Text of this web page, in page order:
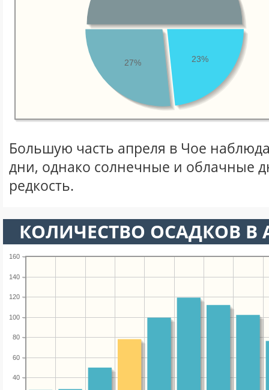
23%
27%
Большую часть апреля в Чое
дни, однако солнечные и облачные
редкость.
КОЛИЧЕСТВО ОСАДКОВ В
40
60
80
100
120
140
160